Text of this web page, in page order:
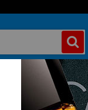
TIPOS DE PERFUMES